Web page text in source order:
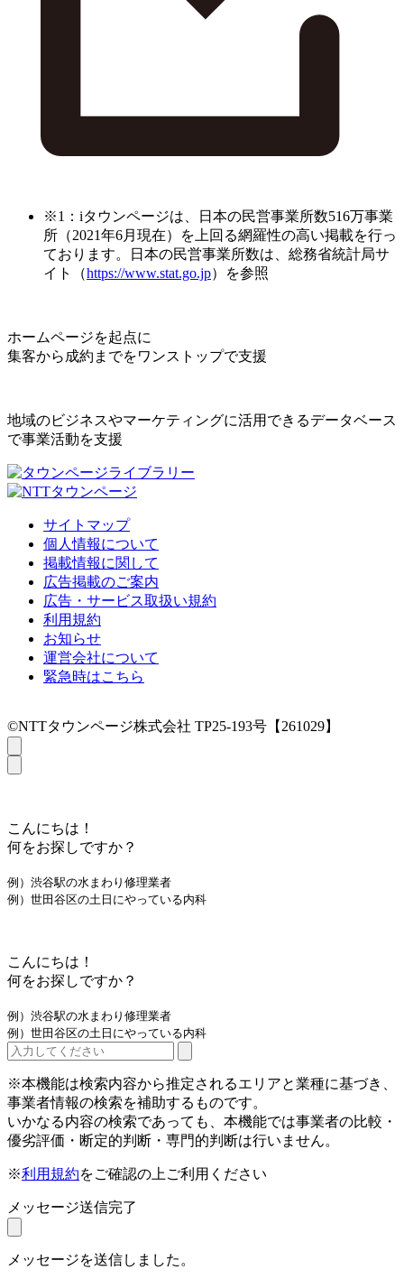
※1：iタウンページは、日本の民営事業所数516万事業
所（2021年6月現在）を上回る網羅性の高い掲載を行っ
ております。日本の民営事業所数は、総務省統計局サ
イト（https://www.stat.go.jp）を参照
ホームページを起点に
集客から成約までをワンストップで支援
地域のビジネスやマーケティングに活用できるデータベース
で事業活動を支援
サイトマップ
個人情報について
掲載情報に関して
広告掲載のご案内
広告・サービス取扱い規約
利用規約
お知らせ
運営会社について
緊急時はこちら
©NTTタウンページ株式会社 TP25-193号【261029】
こんにちは！
何をお探しですか？
例）渋谷駅の水まわり修理業者
例）世田谷区の土日にやっている内科
こんにちは！
何をお探しですか？
例）渋谷駅の水まわり修理業者
例）世田谷区の土日にやっている内科
※本機能は検索内容から推定されるエリアと業種に基づき、
事業者情報の検索を補助するものです。
いかなる内容の検索であっても、本機能では事業者の比較・
優劣評価・断定的判断・専門的判断は行いません。
※利用規約をご確認の上ご利用ください
メッセージ送信完了
メッセージを送信しました。